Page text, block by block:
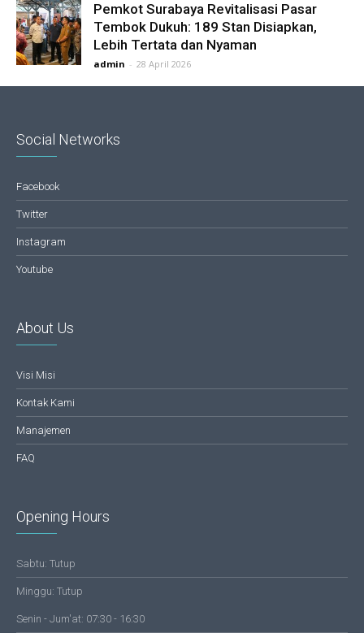
Pemkot Surabaya Revitalisasi Pasar
Tembok Dukuh: 189 Stan Disiapkan,
Lebih Tertata dan Nyaman
admin - 28 April 2026
Social Networks
Facebook
Twitter
Instagram
Youtube
About Us
Visi Misi
Kontak Kami
Manajemen
FAQ
Opening Hours
Sabtu: Tutup
Minggu: Tutup
Senin - Jum'at: 07:30 - 16:30